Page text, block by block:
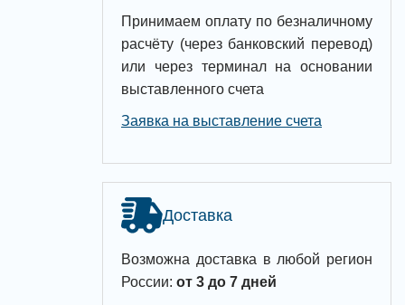
Принимаем оплату по безналичному
расчёту (через банковский перевод)
или через терминал на основании
выставленного счета
Заявка на выставление счета
Доставка
Возможна доставка в любой регион
России: от 3 до 7 дней